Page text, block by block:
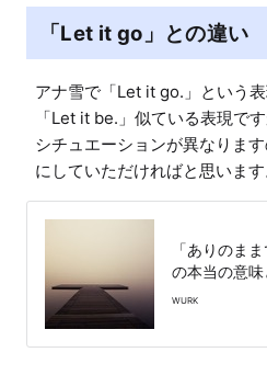
「Let it go」との違い
アナ雪で「Let it go.」という表
「Let it be.」似ている表現で
シチュエーションが異なりま
にしていただければと思います
「ありのま
の本当の意
WURK